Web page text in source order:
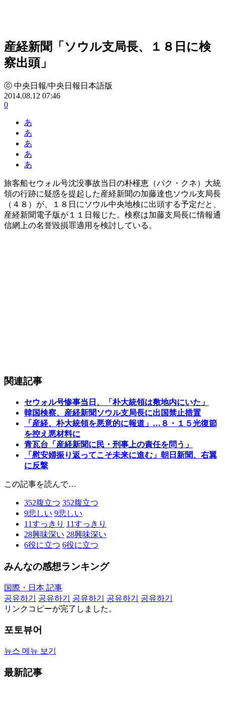
産経新聞「ソウル支局長、１８日に検
察出頭」
ⓒ 中央日報/中央日報日本語版
2014.08.12 07:46
0
あ
あ
あ
あ
あ
旅客船セウォル号沈没事故当日の朴槿恵（パク・クネ）大統
領の行跡に疑惑を提起した産経新聞の加藤達也ソウル支局長
（４８）が、１８日にソウル中央地検に出頭する予定だと、
産経新聞電子版が１１日報じた。検察は加藤支局長に情報通
信網上の名誉毀損罪適用を検討している。
関連記事
セウォル号惨事当日、「朴大統領は敷地内にいた」
韓国検察、産経新聞ソウル支局長に出国禁止措置
「産経、朴大統領を悪意的に報道」…８・１５光復節
を控え悪材料に
青瓦台「産経新聞に民・刑事上の責任を問う」
「慰安婦振り返ってこそ未来に進む」朝日新聞、右翼
に反撃
この記事を読んで…
352腹立つ 352腹立つ
9悲しい 9悲しい
11すっきり 11すっきり
28興味深い 28興味深い
6役に立つ 6役に立つ
みんなの感想ランキング
国際・日本 記事
공유하기
공유하기 공유하기 공유하기
공유하기
リンクコピーが完了しました。
포토뷰어
뉴스 메뉴 보기
最新記事